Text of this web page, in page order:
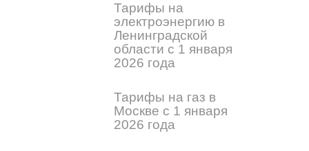
Тарифы на
электроэнергию в
Ленинградской
области с 1 января
2026 года
Тарифы на газ в
Москве с 1 января
2026 года